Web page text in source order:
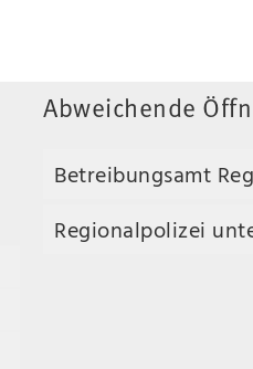
Abweichende
Betreibungsamt
Regionalpolizei